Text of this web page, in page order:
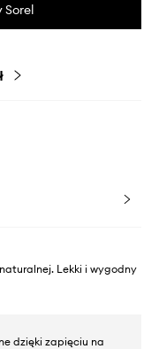
Sorel
Lekki i wygodny
dzięki zapięciu na